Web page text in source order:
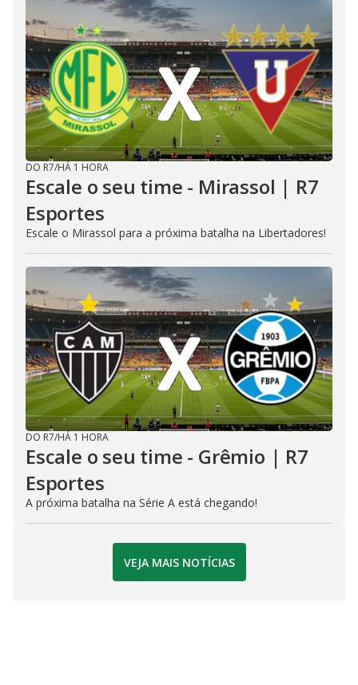
DO R7/HÁ 1 HORA
Escale o seu time - Mirassol | R7
Esportes
Escale o Mirassol para a próxima batalha na Libertadores!
DO R7/HÁ 1 HORA
Escale o seu time - Grêmio | R7
Esportes
A próxima batalha na Série A está chegando!
VEJA MAIS NOTÍCIAS